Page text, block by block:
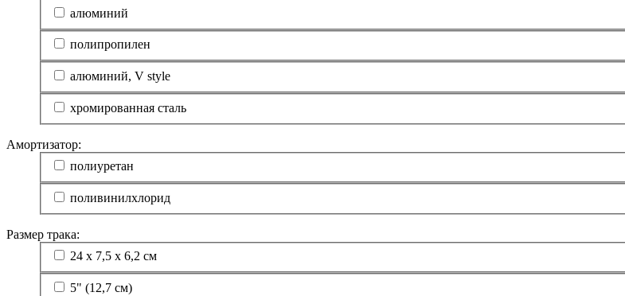
алюминий
полипропилен
алюминий, V style
хромированная сталь
Амортизатор:
полиуретан
поливинилхлорид
Размер трака:
24 х 7,5 х 6,2 см
5" (12,7 см)